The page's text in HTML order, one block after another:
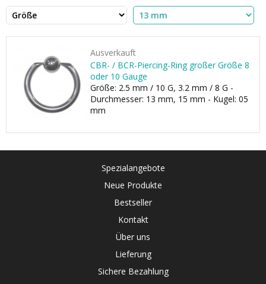
Ausverkauft
CBR- / BCR-Piercing-Ring großer Größe 8
oder 10 Gauge
Größe: 2.5 mm / 10 G, 3.2 mm / 8 G -
Durchmesser: 13 mm, 15 mm - Kugel: 05
mm
Spezialangebote
Neue Produkte
Bestseller
Kontakt
Über uns
Lieferung
Sichere Bezahlung